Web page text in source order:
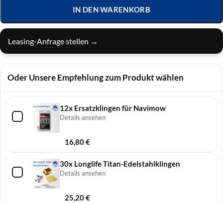
IN DEN WARENKORB
Leasing-Anfrage stellen →
Oder Unsere Empfehlung zum Produkt wählen
12x Ersatzklingen für Navimow
Details ansehen
16,80€
30x Longlife Titan-Edelstahlklingen
Details ansehen
25,20€